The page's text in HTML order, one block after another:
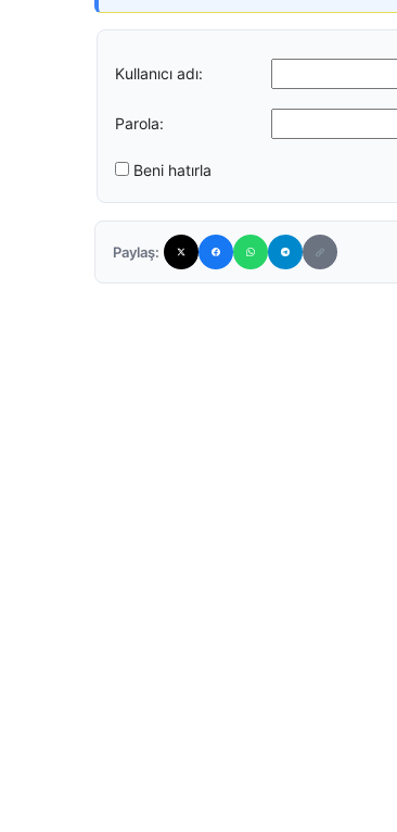
Kullanıcı adı:
Parola:
Beni hatırla
Paylaş: